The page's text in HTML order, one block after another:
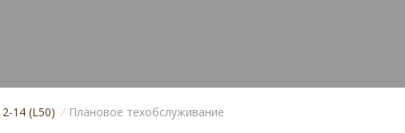
14 (L50) / Плановое техобслуживание